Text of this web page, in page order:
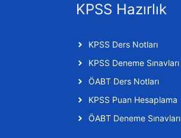
KPSS Hazırlık
KPSS Ders Notları
KPSS Deneme Sınavları
ÖABT Ders Notları
KPSS Puan Hesaplama
ÖABT Deneme Sınavları